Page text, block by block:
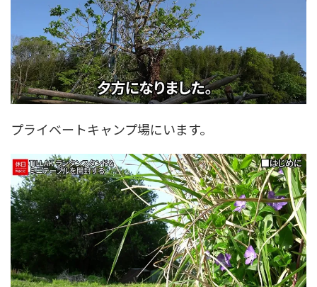
プライベートキャンプ場にいます。